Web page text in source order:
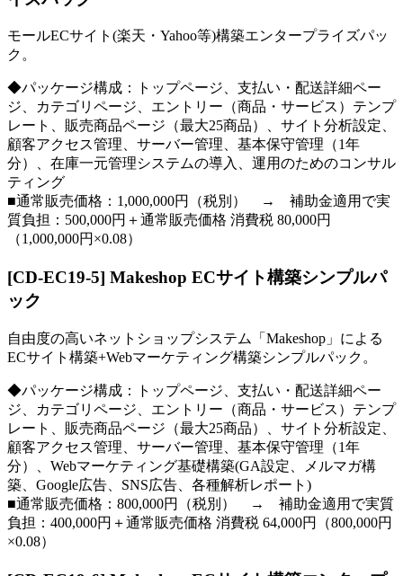
モールECサイト(楽天・Yahoo等)構築エンタープライズパッ
ク。
◆パッケージ構成：トップページ、支払い・配送詳細ペー
ジ、カテゴリページ、エントリー（商品・サービス）テンプ
レート、販売商品ページ（最大25商品）、サイト分析設定、
顧客アクセス管理、サーバー管理、基本保守管理（1年
分）、在庫一元管理システムの導入、運用のためのコンサル
ティング
■通常販売価格：1,000,000円（税別） → 補助金適用で実
質負担：500,000円＋通常販売価格 消費税 80,000円
（1,000,000円×0.08）
[CD-EC19-5] Makeshop ECサイト構築シンプルパ
ック
自由度の高いネットショップシステム「Makeshop」による
ECサイト構築+Webマーケティング構築シンプルパック。
◆パッケージ構成：トップページ、支払い・配送詳細ペー
ジ、カテゴリページ、エントリー（商品・サービス）テンプ
レート、販売商品ページ（最大25商品）、サイト分析設定、
顧客アクセス管理、サーバー管理、基本保守管理（1年
分）、Webマーケティング基礎構築(GA設定、メルマガ構
築、Google広告、SNS広告、各種解析レポート)
■通常販売価格：800,000円（税別） → 補助金適用で実質
負担：400,000円＋通常販売価格 消費税 64,000円（800,000円
×0.08）